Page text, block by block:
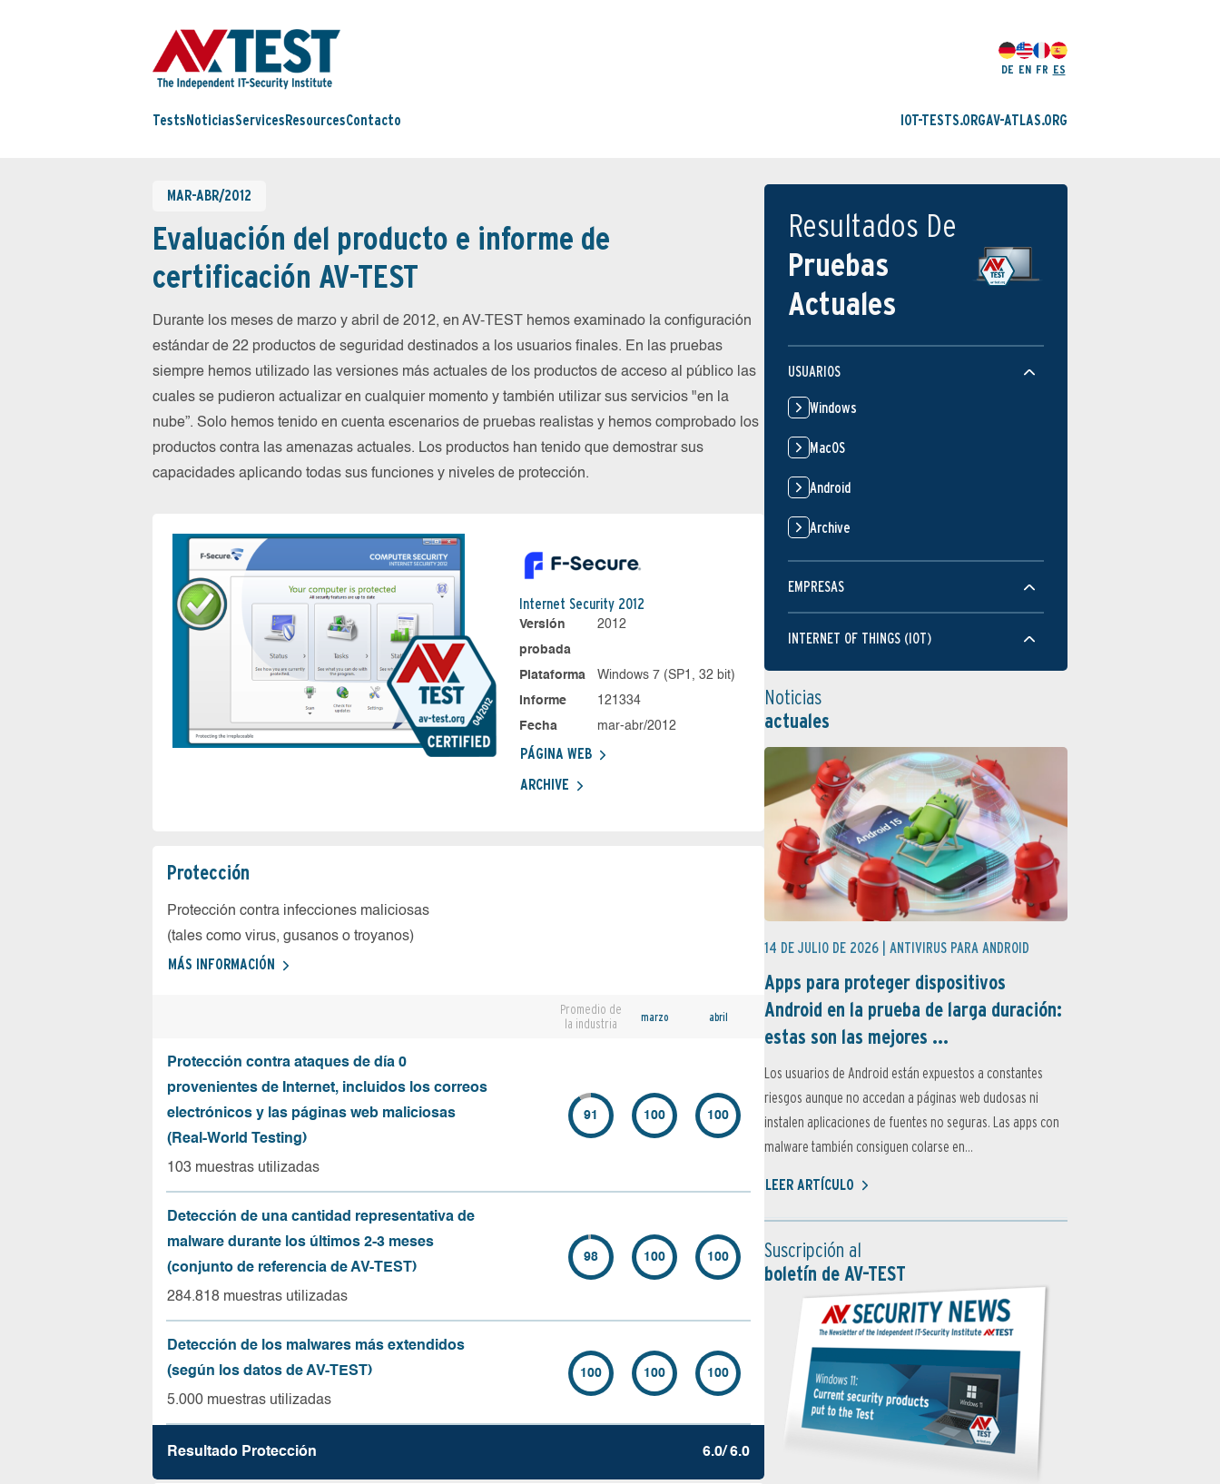
DE EN FR ES
Tests NoticiasServices ResourcesContacto IOT-TESTS.ORGAV-ATLAS.ORG
MAR-ABR/2012
Evaluación del producto e informe de
certificación AV-TEST
Durante los meses de marzo y abril de 2012, en AV-TEST hemos examinado la configuración
estándar de 22 productos de seguridad destinados a los usuarios finales. En las pruebas
siempre hemos utilizado las versiones más actuales de los productos de acceso al público las
cuales se pudieron actualizar en cualquier momento y también utilizar sus servicios "en la
nube”. Solo hemos tenido en cuenta escenarios de pruebas realistas y hemos comprobado los
productos contra las amenazas actuales. Los productos han tenido que demostrar sus
capacidades aplicando todas sus funciones y niveles de protección.
Internet Security 2012
Versión
probada
2012
Plataforma
Windows 7 (SP1, 32 bit)
Informe
121334
Fecha
mar-abr/2012
PÁGINA WEB
ARCHIVE
Protección
Protección contra infecciones maliciosas
(tales como virus, gusanos o troyanos)
MÁS INFORMACIÓN
Promedio de
la industria
marzo abril
Protección contra ataques de día 0
provenientes de Internet, incluidos los correos
electrónicos y las páginas web maliciosas
(Real-World Testing)
103 muestras utilizadas
91 100 100
Detección de una cantidad representativa de
malware durante los últimos 2-3 meses
(conjunto de referencia de AV-TEST)
284.818 muestras utilizadas
98 100 100
Detección de los malwares más extendidos
(según los datos de AV-TEST)
5.000 muestras utilizadas
100 100 100
Resultado Protección 6.0/ 6.0
Resultados De
Pruebas
Actuales
USUARIOS
Windows
MacOS
Android
Archive
EMPRESAS
INTERNET OF THINGS (IOT)
Noticias
actuales
14 DE JULIO DE 2026 | ANTIVIRUS PARA ANDROID
Apps para proteger dispositivos
Android en la prueba de larga duración:
estas son las mejores ...
Los usuarios de Android están expuestos a constantes
riesgos aunque no accedan a páginas web dudosas ni
instalen aplicaciones de fuentes no seguras. Las apps con
malware también consiguen colarse en...
LEER ARTÍCULO
Suscripción al
boletín de AV-TEST